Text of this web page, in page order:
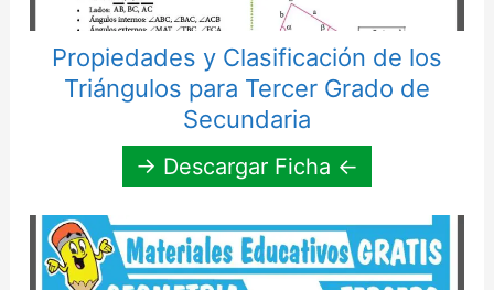
Propiedades y Clasificación de los
Triángulos para Tercer Grado de
Secundaria
→ Descargar Ficha ←